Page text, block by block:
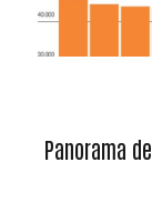
Panorama